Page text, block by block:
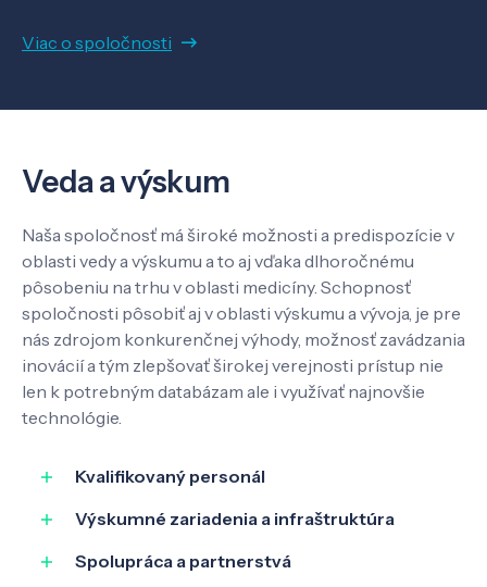
Know-how
Kontakt
SK EN
Viac o spoločnosti
Veda a výskum
Naša spoločnosť má široké možnosti a predispozície v
oblasti vedy a výskumu a to aj vďaka dlhoročnému
pôsobeniu na trhu v oblasti medicíny. Schopnosť
spoločnosti pôsobiť aj v oblasti výskumu a vývoja, je pre
nás zdrojom konkurenčnej výhody, možnosť zavádzania
inovácií a tým zlepšovať širokej verejnosti prístup nie
len k potrebným databázam ale i využívať najnovšie
technológie.
Kvalifikovaný personál
Výskumné zariadenia a infraštruktúra
Spolupráca a partnerstvá